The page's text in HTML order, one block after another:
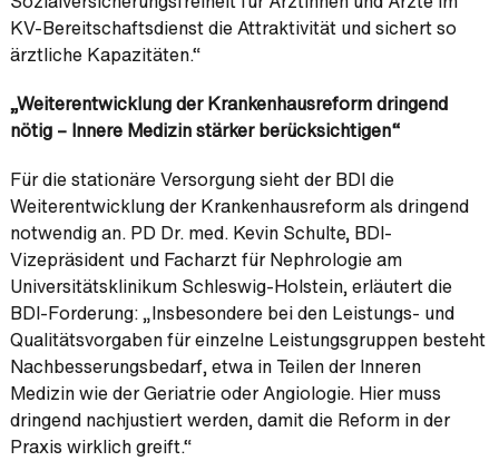
KV-Bereitschaftsdienst die Attraktivität und sichert so
ärztliche Kapazitäten.“
„Weiterentwicklung der Krankenhausreform dringend
nötig – Innere Medizin stärker berücksichtigen“
Für die stationäre Versorgung sieht der BDI die
Weiterentwicklung der Krankenhausreform als dringend
notwendig an. PD Dr. med. Kevin Schulte, BDI-
Vizepräsident und Facharzt für Nephrologie am
Universitätsklinikum Schleswig-Holstein, erläutert die
BDI-Forderung: „Insbesondere bei den Leistungs- und
Qualitätsvorgaben für einzelne Leistungsgruppen besteht
Nachbesserungsbedarf, etwa in Teilen der Inneren
Medizin wie der Geriatrie oder Angiologie. Hier muss
dringend nachjustiert werden, damit die Reform in der
Praxis wirklich greift.“